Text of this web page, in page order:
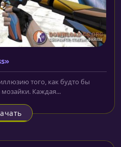
того, как будто бы
Каждая...